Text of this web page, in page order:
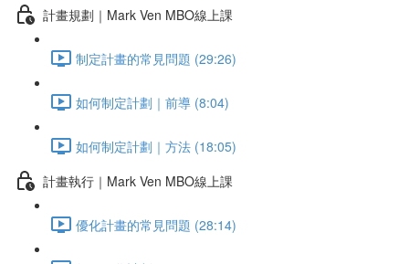
計畫規劃｜Mark Ven MBO線上課
制定計畫的常見問題 (29:26)
如何制定計劃｜前導 (8:04)
如何制定計劃｜方法 (18:05)
計畫執行｜Mark Ven MBO線上課
優化計畫的常見問題 (28:14)